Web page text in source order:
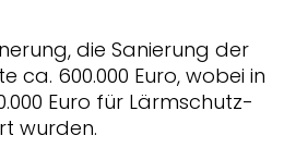
die Sanierung der
ca. 600.000 Euro, wobei in
Euro für Lärmschutz-
wurden.